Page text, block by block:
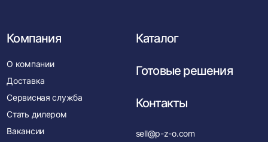
Компания
О компании
Доставка
Сервисная служба
Стать дилером
Вакансии
Каталог
Готовые решения
Контакты
sell@p-z-o.com